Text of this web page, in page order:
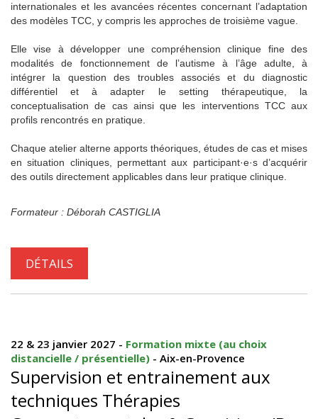
internationales et les avancées récentes concernant l’adaptation
des modèles TCC, y compris les approches de troisième vague.
Elle vise à développer une compréhension clinique fine des
modalités de fonctionnement de l’autisme à l’âge adulte, à
intégrer la question des troubles associés et du diagnostic
différentiel et à adapter le setting thérapeutique, la
conceptualisation de cas ainsi que les interventions TCC aux
profils rencontrés en pratique.
Chaque atelier alterne apports théoriques, études de cas et mises
en situation cliniques, permettant aux participant·e·s d’acquérir
des outils directement applicables dans leur pratique clinique.
Formateur : Déborah CASTIGLIA
DÉTAILS
22 & 23 janvier 2027 - Formation mixte (au choix
distancielle / présentielle) - Aix-en-Provence
Supervision et entrainement aux
techniques Thérapies